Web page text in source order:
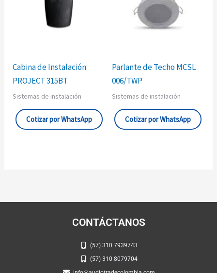
Cabina de Instalación
PROJECT 315BT
Sistemas de instalación
Cotizar por WhatsApp
Parlante de Techo MCSL
006/TWP
Sistemas de instalación
Cotizar por WhatsApp
CONTÁCTANOS
(57) 310 7939743
(57) 310 8079704